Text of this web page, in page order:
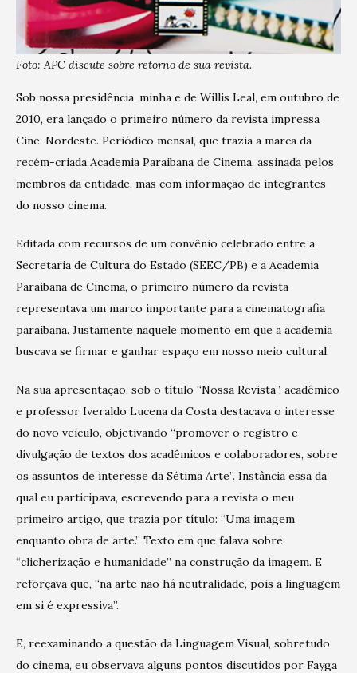
Foto: APC discute sobre retorno de sua revista.
Sob nossa presidência, minha e de Willis Leal, em outubro de
2010, era lançado o primeiro número da revista impressa
Cine-Nordeste. Periódico mensal, que trazia a marca da
recém-criada Academia Paraibana de Cinema, assinada pelos
membros da entidade, mas com informação de integrantes
do nosso cinema.
Editada com recursos de um convênio celebrado entre a
Secretaria de Cultura do Estado (SEEC/PB) e a Academia
Paraibana de Cinema, o primeiro número da revista
representava um marco importante para a cinematografia
paraibana. Justamente naquele momento em que a academia
buscava se firmar e ganhar espaço em nosso meio cultural.
Na sua apresentação, sob o título “Nossa Revista”, acadêmico
e professor Iveraldo Lucena da Costa destacava o interesse
do novo veículo, objetivando “promover o registro e
divulgação de textos dos acadêmicos e colaboradores, sobre
os assuntos de interesse da Sétima Arte”. Instância essa da
qual eu participava, escrevendo para a revista o meu
primeiro artigo, que trazia por título: “Uma imagem
enquanto obra de arte.” Texto em que falava sobre
“clicherização e humanidade” na construção da imagem. E
reforçava que, “na arte não há neutralidade, pois a linguagem
em si é expressiva”.
E, reexaminando a questão da Linguagem Visual, sobretudo
do cinema, eu observava alguns pontos discutidos por Fayga